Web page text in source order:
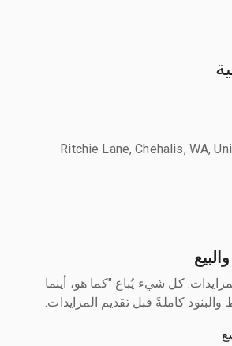
214 Ritchie Lane, Chehalis, WA,
كل شيء يُباع "كما هو، أينما
كاملةً قبل تقديم المزايدات.